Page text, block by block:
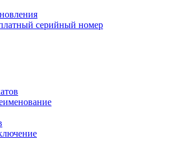
серийный номер